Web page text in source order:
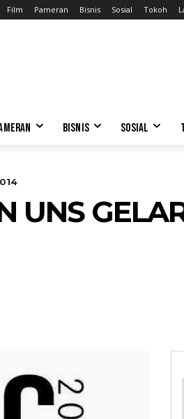
Film Pameran Bisnis Sosial Tokoh
BISNIS SOSIAL
UNS